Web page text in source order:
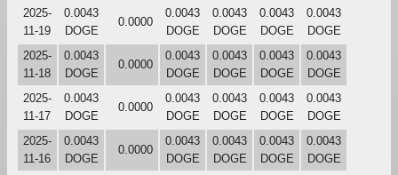
2025-
11-19
0.0043
DOGE
0.0000
0.0043
DOGE
0.0043
DOGE
0.0043
DOGE
0.0043
DOGE
2025-
11-18
0.0043
DOGE
0.0000
0.0043
DOGE
0.0043
DOGE
0.0043
DOGE
0.0043
DOGE
2025-
11-17
0.0043
DOGE
0.0000
0.0043
DOGE
0.0043
DOGE
0.0043
DOGE
0.0043
DOGE
2025-
11-16
0.0043
DOGE
0.0000
0.0043
DOGE
0.0043
DOGE
0.0043
DOGE
0.0043
DOGE